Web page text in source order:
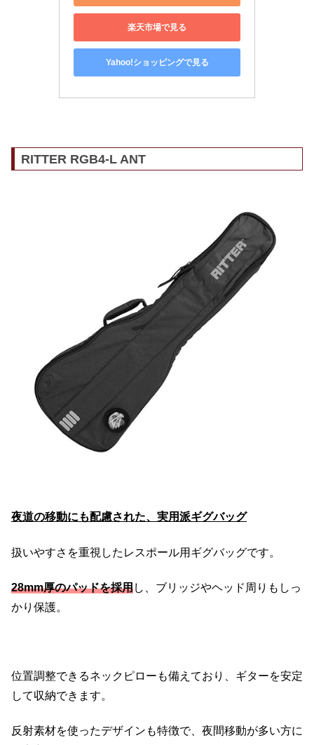
楽天市場で見る
Yahoo!ショッピングで見る
RITTER RGB4-L ANT
夜道の移動にも配慮された、実用派ギグバッグ
扱いやすさを重視したレスポール用ギグバッグです。
28mm厚のパッドを採用し、ブリッジやヘッド周りもしっ
かり保護。
位置調整できるネックピローも備えており、ギターを安定
して収納できます。
反射素材を使ったデザインも特徴で、夜間移動が多い方に